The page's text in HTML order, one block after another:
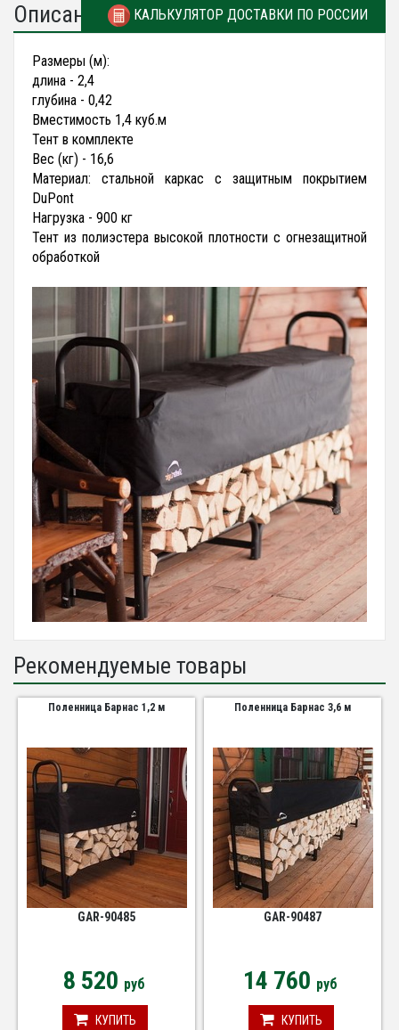
Описание КАЛЬКУЛЯТОР ДОСТАВКИ ПО РОССИИ
Размеры (м):
длина - 2,4
глубина - 0,42
Вместимость 1,4 куб.м
Тент в комплекте
Вес (кг) - 16,6
Материал: стальной каркас с защитным покрытием
DuPont
Нагрузка - 900 кг
Тент из полиэстера высокой плотности с огнезащитной
обработкой
Рекомендуемые товары
Поленница Барнас 1,2 м
GAR-90485
8 520 руб
КУПИТЬ
Поленница Барнас 3,6 м
GAR-90487
14 760 руб
КУПИТЬ